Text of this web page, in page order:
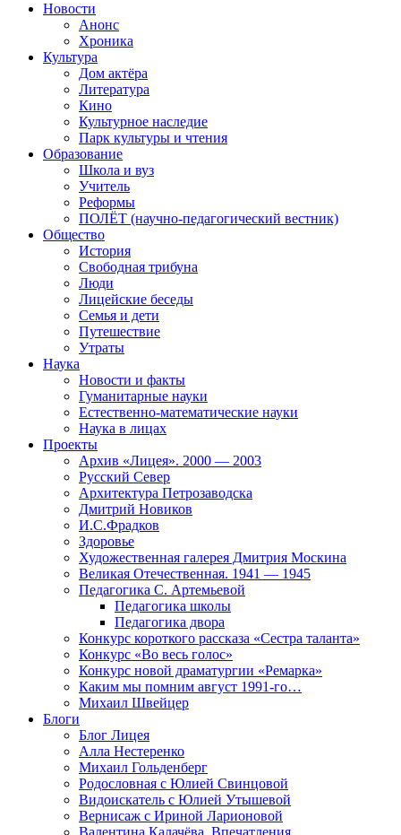
Новости
Анонс
Хроника
Культура
Дом актёра
Литература
Кино
Культурное наследие
Парк культуры и чтения
Образование
Школа и вуз
Учитель
Реформы
ПОЛЁТ (научно-педагогический вестник)
Общество
История
Свободная трибуна
Люди
Лицейские беседы
Семья и дети
Путешествие
Утраты
Наука
Новости и факты
Гуманитарные науки
Естественно-математические науки
Наука в лицах
Проекты
Архив «Лицея». 2000 — 2003
Русский Север
Архитектура Петрозаводска
Дмитрий Новиков
И.С.Фрадков
Здоровье
Художественная галерея Дмитрия Москина
Великая Отечественная. 1941 — 1945
Педагогика С. Артемьевой
Педагогика школы
Педагогика двора
Конкурс короткого рассказа «Сестра таланта»
Конкурс «Во весь голос»
Конкурс новой драматургии «Ремарка»
Каким мы помним август 1991-го…
Михаил Швейцер
Блоги
Блог Лицея
Алла Нестеренко
Михаил Гольденберг
Родословная с Юлией Свинцовой
Видоискатель с Юлией Утышевой
Вернисаж с Ириной Ларионовой